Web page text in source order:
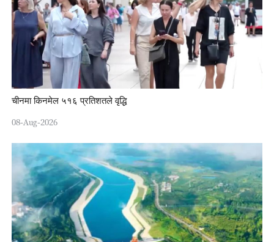
चीनमा किनमेल ५१६ प्रतिशतले वृद्धि
08-Aug-2026